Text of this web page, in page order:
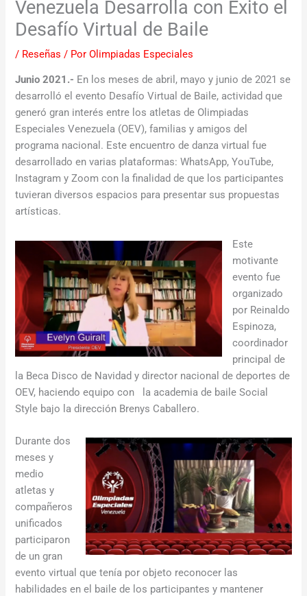
Venezuela Desarrolla con Éxito el
Desafío Virtual de Baile
/ Reseñas / PorOlimpiadas Especiales
Junio 2021.- En los meses de abril, mayo y junio de 2021 se
desarrolló el evento Desafío Virtual de Baile, actividad que
generó gran interés entre los atletas de Olimpiadas
Especiales Venezuela (OEV), familias y amigos del
programa nacional. Este encuentro de danza virtual fue
desarrollado en varias plataformas: WhatsApp, YouTube,
Instagram y Zoom con la finalidad de que los participantes
tuvieran diversos espacios para presentar sus propuestas
artísticas.
Este
motivante
evento fue
organizado
por Reinaldo
Espinoza,
coordinador
principal de
la Beca Disco de Navidad y director nacional de deportes de
OEV, haciendo equipo con la academia de baile Social
Style bajo la dirección Brenys Caballero.
Durante dos
meses y
medio
atletas y
compañeros
unificados
participaron
de un gran
evento virtual que tenía por objeto reconocer las
habilidades en el baile de los participantes y mantener